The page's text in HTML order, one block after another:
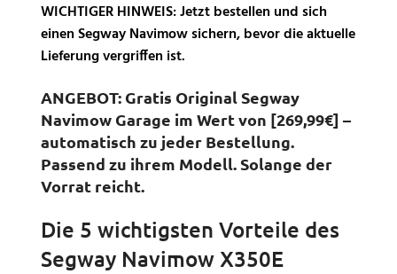
WICHTIGER HINWEIS:Jetzt bestellen und sich
einen Segway Navimow sichern, bevor die aktuelle
Lieferung vergriffen ist.
ANGEBOT: Gratis Original Segway
Navimow Garage im Wert von [269,99€] –
automatisch zu jeder Bestellung.
Passend zu ihrem Modell. Solange der
Vorrat reicht.
Die 5 wichtigsten Vorteile des
Segway Navimow X350E